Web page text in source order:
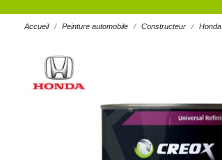
Accueil Peinture automobile Constructeur Honda